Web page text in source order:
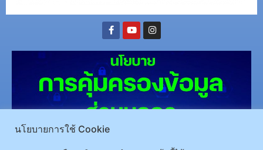
นโยบายการใช้ Cookie